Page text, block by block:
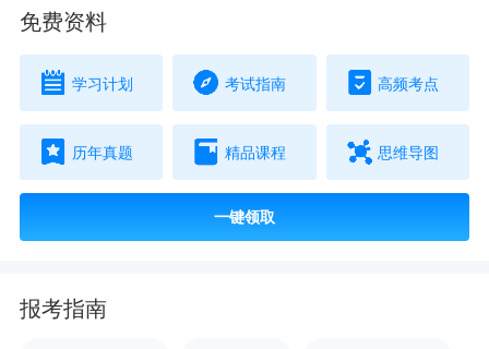
免费资料
学习计划 考试指南 高频考点
历年真题 精品课程 思维导图
一键领取
报考指南